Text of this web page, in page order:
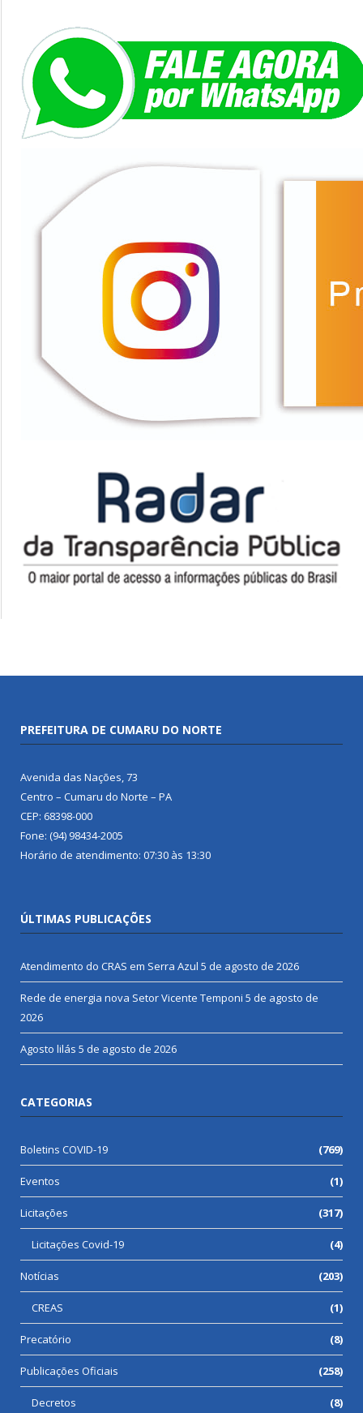
PREFEITURA DE CUMARU DO NORTE
Avenida das Nações, 73
Centro – Cumaru do Norte – PA
CEP: 68398-000
Fone: (94) 98434-2005
Horário de atendimento: 07:30 às 13:30
ÚLTIMAS PUBLICAÇÕES
Atendimento do CRAS em Serra Azul 5 de agosto de 2026
Rede de energia nova Setor Vicente Temponi 5 de agosto de
2026
Agosto lilás 5 de agosto de 2026
CATEGORIAS
Boletins COVID-19 (769)
Eventos (1)
Licitações (317)
Licitações Covid-19 (4)
Notícias (203)
CREAS (1)
Precatório (8)
Publicações Oficiais (258)
Decretos (8)